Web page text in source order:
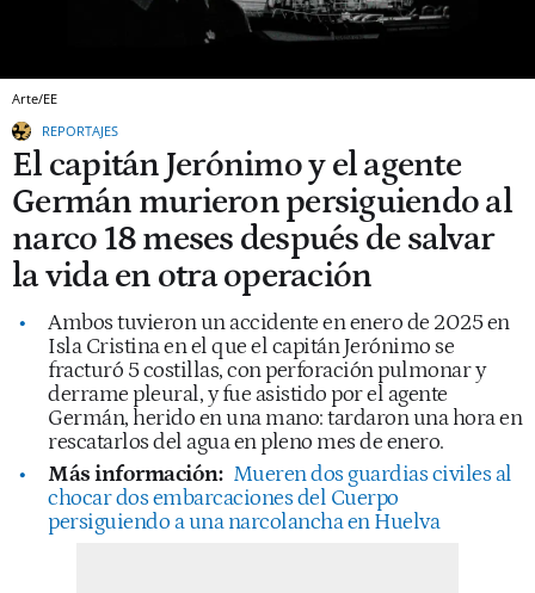
Arte/EE
REPORTAJES
El capitán Jerónimo y el agente
Germán murieron persiguiendo al
narco 18 meses después de salvar
la vida en otra operación
Ambos tuvieron un accidente en enero de 2025 en
Isla Cristina en el que el capitán Jerónimo se
fracturó 5 costillas, con perforación pulmonar y
derrame pleural, y fue asistido por el agente
Germán, herido en una mano: tardaron una hora en
rescatarlos del agua en pleno mes de enero.
Más información: Mueren dos guardias civiles al
chocar dos embarcaciones del Cuerpo
persiguiendo a una narcolancha en Huelva